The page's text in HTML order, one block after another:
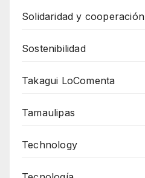
Solidaridad y cooperación
Sostenibilidad
Takagui LoComenta
Tamaulipas
Technology